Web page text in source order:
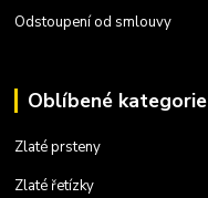
Odstoupení od smlouvy
Oblíbené kategorie
Zlaté prsteny
Zlaté řetízky